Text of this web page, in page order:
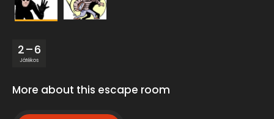
2 – 6
Játékos
More about this escape room